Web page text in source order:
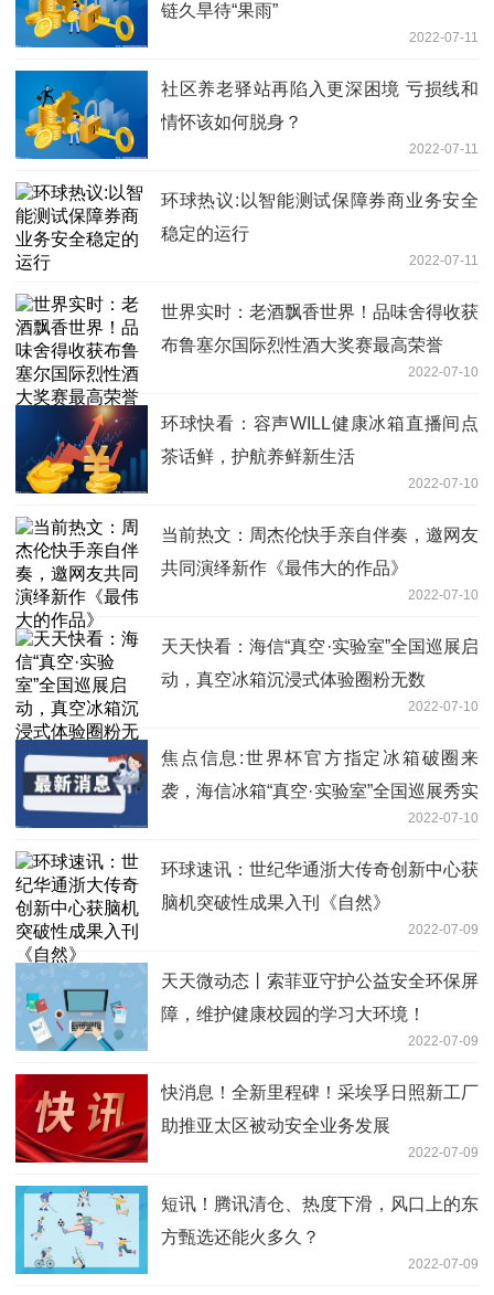
链久旱待“果雨”
2022-07-11
社区养老驿站再陷入更深困境 亏损线和
情怀该如何脱身？
2022-07-11
环球热议:以智能测试保障券商业务安全
稳定的运行
2022-07-11
世界实时：老酒飘香世界！品味舍得收获
布鲁塞尔国际烈性酒大奖赛最高荣誉
2022-07-10
环球快看：容声WILL健康冰箱直播间点
茶话鲜，护航养鲜新生活
2022-07-10
当前热文：周杰伦快手亲自伴奏，邀网友
共同演绎新作《最伟大的作品》
2022-07-10
天天快看：海信“真空·实验室”全国巡展启
动，真空冰箱沉浸式体验圈粉无数
2022-07-10
焦点信息:世界杯官方指定冰箱破圈来
袭，海信冰箱“真空·实验室”全国巡展秀实
2022-07-10
环球速讯：世纪华通浙大传奇创新中心获
脑机突破性成果入刊《自然》
2022-07-09
天天微动态丨索菲亚守护公益安全环保屏
障，维护健康校园的学习大环境！
2022-07-09
快消息！全新里程碑！采埃孚日照新工厂
助推亚太区被动安全业务发展
2022-07-09
短讯！腾讯清仓、热度下滑，风口上的东
方甄选还能火多久？
2022-07-09